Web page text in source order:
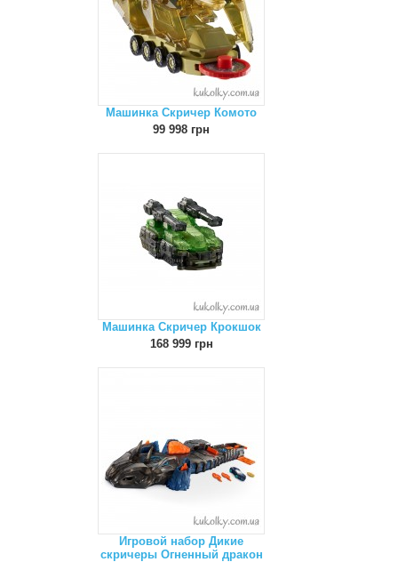
Машинка Скричер Комото
99 998 грн
Машинка Скричер Крокшок
168 999 грн
Игровой набор Дикие
скричеры Огненный дракон